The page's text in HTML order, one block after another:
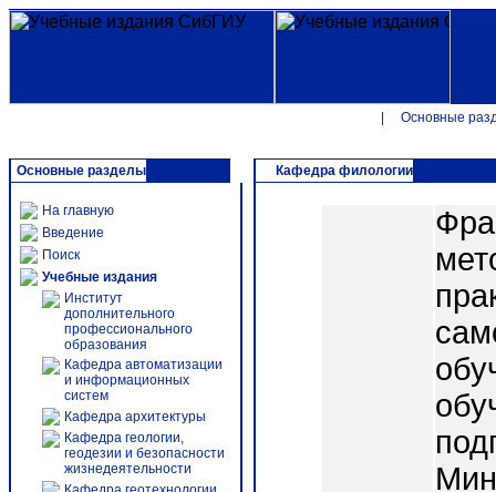
Основные
Основные разделы
На главную
Введение
Поиск
Учебные издания
Институт
дополнительного
профессионального
образования
Кафедра автоматизации
и информационных
систем
Кафедра архитектуры
Кафедра геологии,
геодезии и безопасности
жизнедеятельности
Кафедра филологии